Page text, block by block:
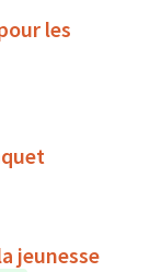
les
jeunesse